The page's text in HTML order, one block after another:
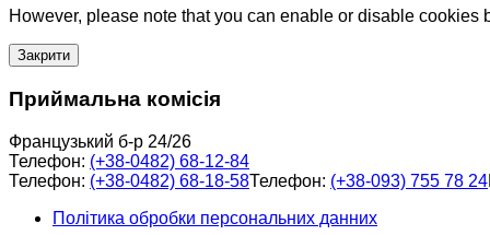
However, please note that you can enable or disable cookies
Закрити
Приймальна комісія
Французький б-р 24/26
Телефон: (+38-0482) 68-12-84
Телефон: (+38-0482) 68-18-58Телефон: (+38-093) 755 78 24
Політика обробки персональних данних